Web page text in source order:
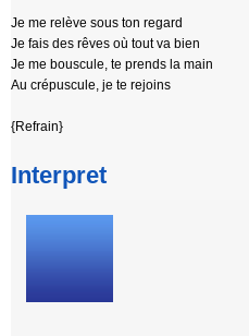
Je me relève sous ton regard
Je fais des rêves où tout va bien
Je me bouscule, te prends la main
Au crépuscule, je te rejoins
{Refrain}
Interpret